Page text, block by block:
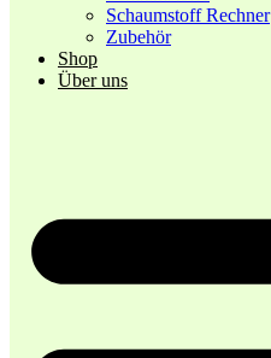
Schaumstoff Rechner
Zubehör
Shop
Über uns